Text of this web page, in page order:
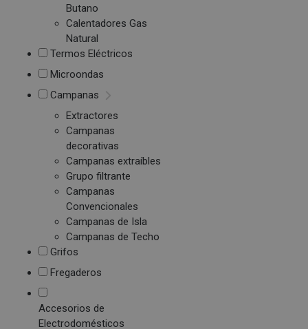
Butano
Calentadores Gas
Natural
Termos Eléctricos
Microondas
Campanas
Extractores
Campanas
decorativas
Campanas extraíbles
Grupo filtrante
Campanas
Convencionales
Campanas de Isla
Campanas de Techo
Grifos
Fregaderos
Accesorios de
Electrodomésticos